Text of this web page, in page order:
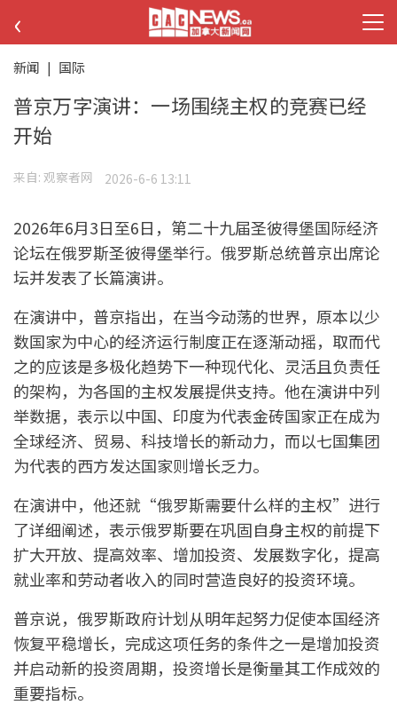
‹
新闻 | 国际
普京万字演讲：一场围绕主权的竞赛已经
开始
来自: 观察者网 2026-6-6 13:11
2026年6月3日至6日，‌第二十九届圣彼得堡国际经济
论坛‌在俄罗斯圣彼得堡举行。俄罗斯总统普京出席论
坛并发表了长篇演讲。
在演讲中，普京指出，在当今动荡的世界，原本以少
数国家为中心的经济运行制度正在逐渐动摇，取而代
之的应该是多极化趋势下一种现代化、灵活且负责任
的架构，为各国的主权发展提供支持。他在演讲中列
举数据，表示以中国、印度为代表金砖国家正在成为
全球经济、贸易、科技增长的新动力，而以七国集团
为代表的西方发达国家则增长乏力。
在演讲中，他还就“俄罗斯需要什么样的主权”进行
了详细阐述，表示俄罗斯要在巩固自身主权的前提下
扩大开放、提高效率、增加投资、发展数字化，提高
就业率和劳动者收入的同时营造良好的投资环境。
普京说，俄罗斯政府计划从明年起努力促使本国经济
恢复平稳增长，完成这项任务的条件之一是增加投资
并启动新的投资周期，投资增长是衡量其工作成效的
重要指标。